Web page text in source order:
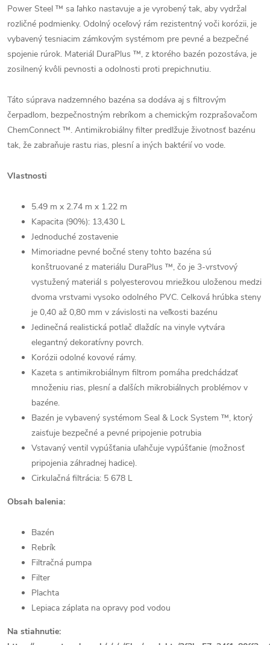
Power Steel ™ sa ľahko nastavuje a je vyrobený tak, aby vydržal
rozličné podmienky. Odolný oceľový rám rezistentný voči korózii, je
vybavený tesniacim zámkovým systémom pre pevné a bezpečné
spojenie rúrok. Materiál DuraPlus ™, z ktorého bazén pozostáva, je
zosilnený kvôli pevnosti a odolnosti proti prepichnutiu.
Táto súprava nadzemného bazéna sa dodáva aj s filtrovým
čerpadlom, bezpečnostným rebríkom a chemickým rozprašovačom
ChemConnect ™. Antimikrobiálny filter predlžuje životnosť bazénu
tak, že zabraňuje rastu rias, plesní a iných baktérií vo vode.
Vlastnosti
5.49 m x 2.74 m x 1.22 m
Kapacita (90%): 13,430 L
Jednoduché zostavenie
Mimoriadne pevné bočné steny tohto bazéna sú
konštruované z materiálu DuraPlus ™, čo je 3-vrstvový
vystužený materiál s polyesterovou mriežkou uloženou medzi
dvoma vrstvami vysoko odolného PVC. Celková hrúbka steny
je 0,40 až 0,80 mm v závislosti na veľkosti bazénu
Jedinečná realistická potlač dlaždíc na vinyle vytvára
elegantný dekoratívny povrch.
Korózii odolné kovové rámy.
Kazeta s antimikrobiálnym filtrom pomáha predchádzať
množeniu rias, plesní a ďalších mikrobiálnych problémov v
bazéne.
Bazén je vybavený systémom Seal & Lock System ™, ktorý
zaisťuje bezpečné a pevné pripojenie potrubia
Vstavaný ventil vypúšťania uľahčuje vypúšťanie (možnosť
pripojenia záhradnej hadice).
Cirkulačná filtrácia: 5 678 L
Obsah balenia:
Bazén
Rebrík
Filtračná pumpa
Filter
Plachta
Lepiaca záplata na opravy pod vodou
Na stiahnutie: